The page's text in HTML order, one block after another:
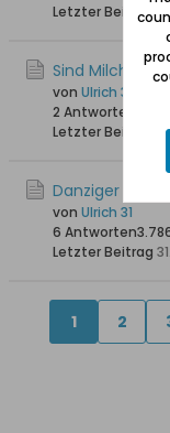
Letzter Beitrag
Sind Milchbars
von Ulrich 31
2 Antworten
Letzter Beitrag
Danziger Milch
von Ulrich 31
6 Antworten
Letzter Beitrag
1 2